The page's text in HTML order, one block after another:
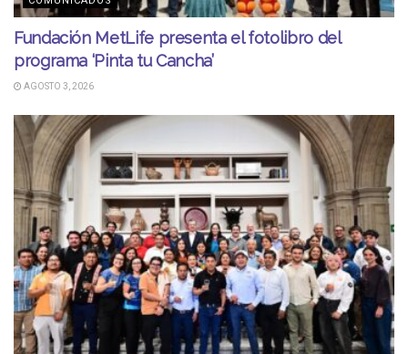
Fundación MetLife presenta el fotolibro del
programa ‘Pinta tu Cancha’
AGOSTO 3, 2026